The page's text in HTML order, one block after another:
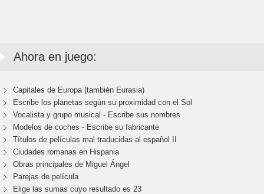
Ahora en juego:
Capitales de Europa (también Eurasia)
Escribe los planetas según su proximidad con el Sol
Vocalista y grupo musical - Escribe sus nombres
Modelos de coches - Escribe su fabricante
Títulos de películas mal traducidas al español II
Ciudades romanas en Hispania
Obras principales de Miguel Ángel
Parejas de película
Elige las sumas cuyo resultado es 23